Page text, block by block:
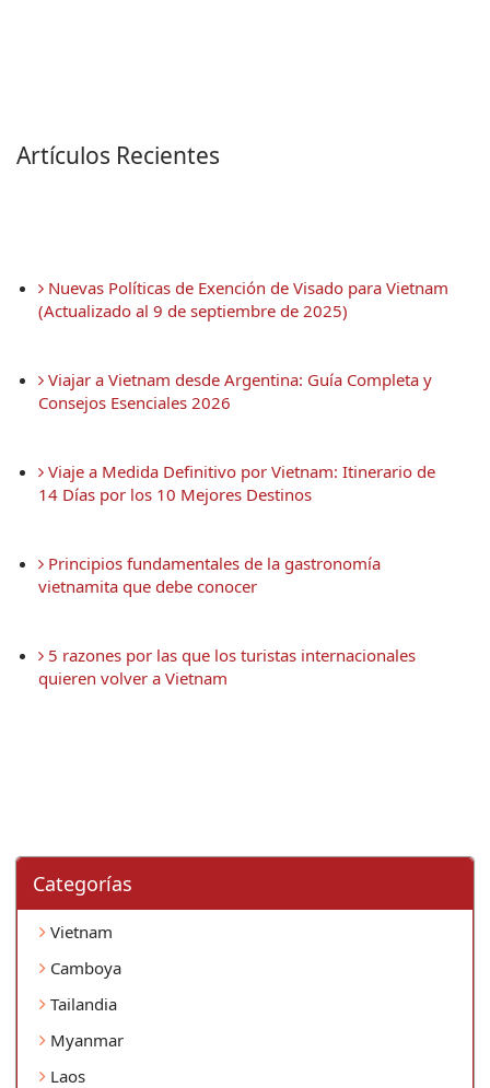
Artículos Recientes
Nuevas Políticas de Exención de Visado para Vietnam
(Actualizado al 9 de septiembre de 2025)
Viajar a Vietnam desde Argentina: Guía Completa y
Consejos Esenciales 2026
Viaje a Medida Definitivo por Vietnam: Itinerario de
14 Días por los 10 Mejores Destinos
Principios fundamentales de la gastronomía
vietnamita que debe conocer
5 razones por las que los turistas internacionales
quieren volver a Vietnam
Categorí­as
Vietnam
Camboya
Tailandia
Myanmar
Laos